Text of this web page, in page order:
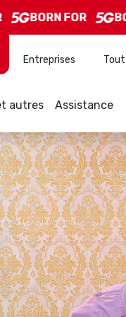
BORN FOR
Entreprises Tout
autres Assistance